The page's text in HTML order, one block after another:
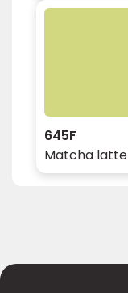
645F
Matcha latte